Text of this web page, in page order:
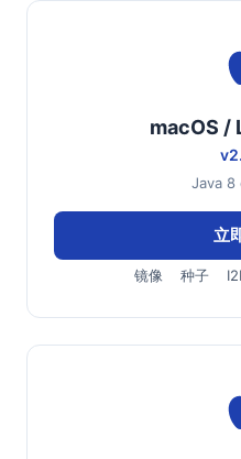
macOS /
Java 8
立
镜像 种子